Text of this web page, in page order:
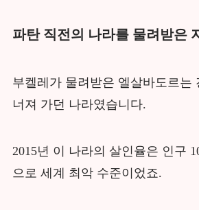
파탄 직전의 나라를 물려받은
부켈레가 물려받은 엘살바도르는
너져 가던 나라였습니다.
2015년 이 나라의 살인율은 인구
으로 세계 최악 수준이었죠.